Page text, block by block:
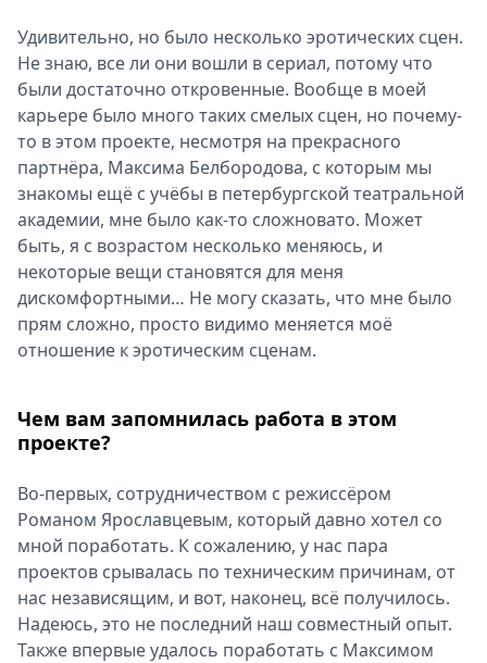
Удивительно, но было несколько эротических сцен.
Не знаю, все ли они вошли в сериал, потому что
были достаточно откровенные. Вообще в моей
карьере было много таких смелых сцен, но почему-
то в этом проекте, несмотря на прекрасного
партнёра, Максима Белбородова, с которым мы
знакомы ещё с учёбы в петербургской театральной
академии, мне было как-то сложновато. Может
быть, я с возрастом несколько меняюсь, и
некоторые вещи становятся для меня
дискомфортными… Не могу сказать, что мне было
прям сложно, просто видимо меняется моё
отношение к эротическим сценам.
Чем вам запомнилась работа в этом
проекте?
Во-первых, сотрудничеством с режиссёром
Романом Ярославцевым, который давно хотел со
мной поработать. К сожалению, у нас пара
проектов срывалась по техническим причинам, от
нас независящим, и вот, наконец, всё получилось.
Надеюсь, это не последний наш совместный опыт.
Также впервые удалось поработать с Максимом